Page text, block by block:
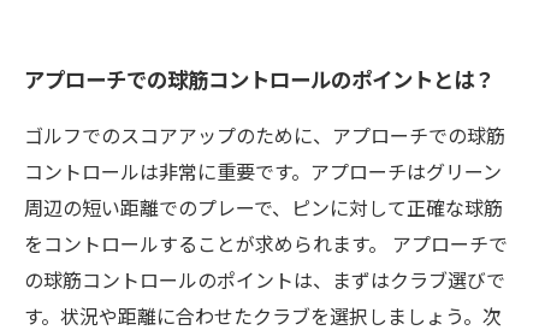
アプローチでの球筋コントロールのポイントとは？
ゴルフでのスコアアップのために、アプローチでの球筋
コントロールは非常に重要です。アプローチはグリーン
周辺の短い距離でのプレーで、ピンに対して正確な球筋
をコントロールすることが求められます。 アプローチで
の球筋コントロールのポイントは、まずはクラブ選びで
す。状況や距離に合わせたクラブを選択しましょう。次